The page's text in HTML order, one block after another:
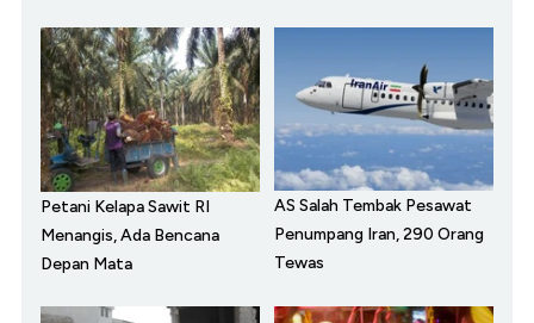
Petani Kelapa Sawit RI
Menangis, Ada Bencana
Depan Mata
AS Salah Tembak Pesawat
Penumpang Iran, 290 Orang
Tewas